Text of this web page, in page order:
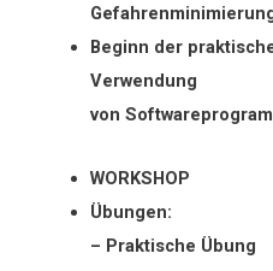
Beginn der
Verwendung
von
WORKSHOP
Übungen:
– Praktische Übung